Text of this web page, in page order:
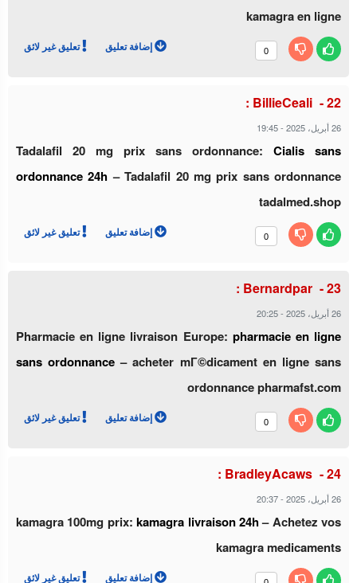
kamagra en ligne
0 إضافة تعليق تعليق غير لائق
BillieCeali :
26 أبريل، 2025 -
19:45
Tadalafil 20 mg prix sans ordonnance: Cialis sans
ordonnance 24h – Tadalafil 20 mg prix sans ordonnance
tadalmed.shop
0 إضافة تعليق تعليق غير لائق
Bernardpar :
26 أبريل، 2025 -
20:25
Pharmacie en ligne livraison Europe: pharmacie en ligne
sans ordonnance – acheter mГ©dicament en ligne sans
ordonnance pharmafst.com
0 إضافة تعليق تعليق غير لائق
BradleyAcaws :
26 أبريل، 2025 -
20:37
kamagra 100mg prix:kamagra livraison 24h– Achetez vos
kamagra medicaments
إضافة تعليق تعليق غير لائق